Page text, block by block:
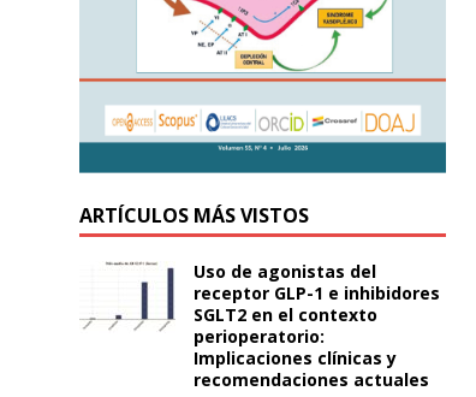
ARTÍCULOS MÁS VISTOS
Uso de agonistas del
receptor GLP-1 e inhibidores
SGLT2 en el contexto
perioperatorio:
Implicaciones clínicas y
recomendaciones actuales